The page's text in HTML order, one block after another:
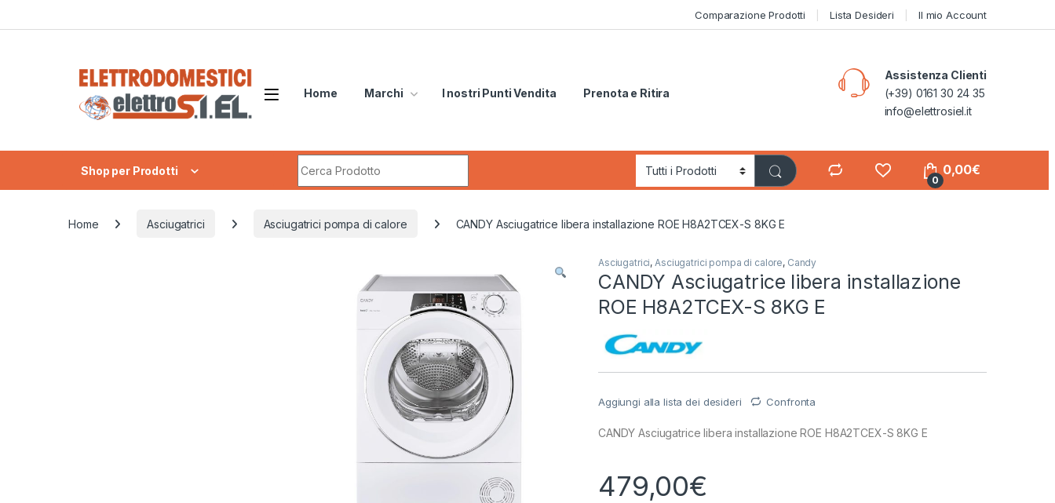
Comparazione Prodotti Lista Desideri Il mio Account
Home Marchi I nostri Punti Vendita Prenota e Ritira
Assistenza Clienti
(+39) 0161 30 24 35
info@elettrosiel.it
Shop per Prodotti
0
0,00€
Home Asciugatrici Asciugatrici pompa di calore CANDY Asciugatrice libera installazione ROE H8A2TCEX-S 8KG E
Asciugatrici, Asciugatrici pompa di calore, Candy
CANDY Asciugatrice libera installazione
ROE H8A2TCEX-S 8KG E
Aggiungi alla lista dei desideri Confronta
CANDY Asciugatrice libera installazione ROE H8A2TCEX-S 8KG E
479,00€